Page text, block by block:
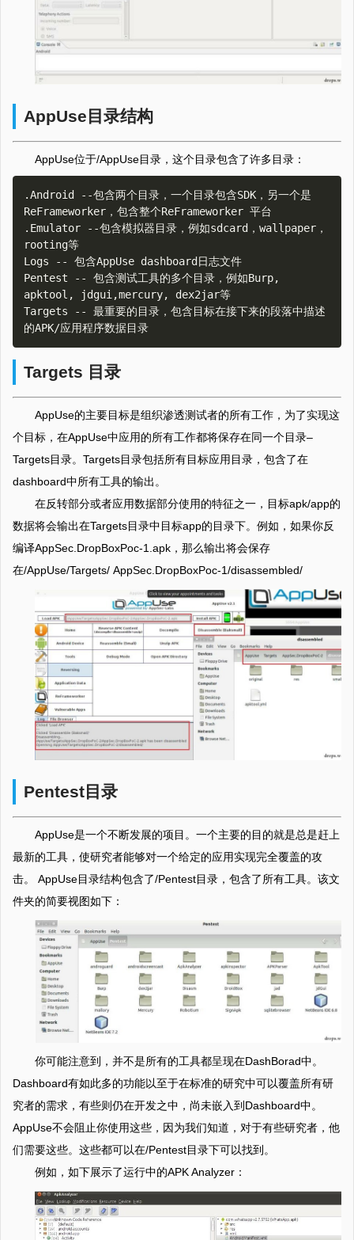
AppUse目录结构
AppUse位于/AppUse目录，这个目录包含了许多目录：
.Android --包含两个目录，一个目录包含SDK，另一个是
ReFrameworker，包含整个ReFrameworker 平台
.Emulator --包含模拟器目录，例如sdcard，wallpaper，
rooting等
Logs -- 包含AppUse dashboard日志文件
Pentest -- 包含测试工具的多个目录，例如Burp,
apktool, jdgui,mercury, dex2jar等
Targets -- 最重要的目录，包含目标在接下来的段落中描述
Targets 目录
AppUse的主要目标是组织渗透测试者的所有工作，为了实现这
个目标，在AppUse中应用的所有工作都将保存在同一个目录–
Targets目录。Targets目录包括所有目标应用目录，包含了在
dashboard中所有工具的输出。
在反转部分或者应用数据部分使用的特征之一，目标apk/app的
数据将会输出在Targets目录中目标app的目录下。例如，如果你反
编译AppSec.DropBoxPoc-1.apk，那么输出将会保存
在/AppUse/Targets/ AppSec.DropBoxPoc-1/disassembled/
Pentest目录
AppUse是一个不断发展的项目。一个主要的目的就是总是赶上
最新的工具，使研究者能够对一个给定的应用实现完全覆盖的攻
击。 AppUse目录结构包含了/Pentest目录，包含了所有工具。该文
件夹的简要视图如下：
你可能注意到，并不是所有的工具都呈现在DashBorad中。
Dashboard有如此多的功能以至于在标准的研究中可以覆盖所有研
究者的需求，有些则仍在开发之中，尚未嵌入到Dashboard中。
AppUse不会阻止你使用这些，因为我们知道，对于有些研究者，他
们需要这些。这些都可以在/Pentest目录下可以找到。
例如，如下展示了运行中的APK Analyzer：